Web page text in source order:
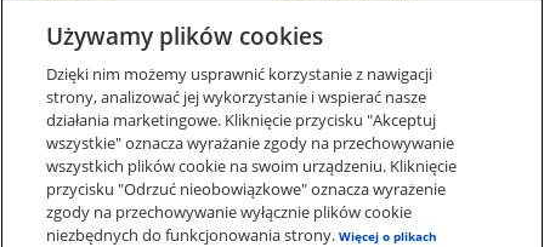
Portfel kart
Ceny paliw
PAYBACK Ekstra
O firmie
Pomoc i kontakt
Pogotowie Punktowe -
punkty za zakupy online
Regulaminy i Ochrona
Danych
Używamy plików cookies
Dzięki nim możemy usprawnić korzystanie z nawigacji
strony, analizować jej wykorzystanie i wspierać nasze
działania marketingowe. Kliknięcie przycisku "Akceptuj
wszystkie" oznacza wyrażanie zgody na przechowywanie
wszystkich plików cookie na swoim urządzeniu. Kliknięcie
przycisku "Odrzuć nieobowiązkowe" oznacza wyrażenie
zgody na przechowywanie wyłącznie plików cookie
niezbędnych do funkcjonowania strony.Więcej o plikach